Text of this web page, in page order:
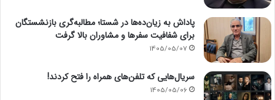
پاداش به زیان‌ده‌ها در شستا؛ مطالبه‌گری بازنشستگان
برای شفافیت سفرها و مشاوران بالا گرفت
1405/05/07
سریال‌هایی که تلفن‌های همراه را فتح کردند!
1405/05/06